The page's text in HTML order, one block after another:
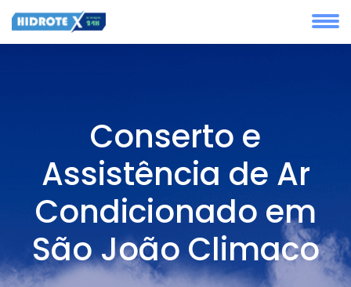
Conserto e
Assistência de Ar
Condicionado em
São João Climaco